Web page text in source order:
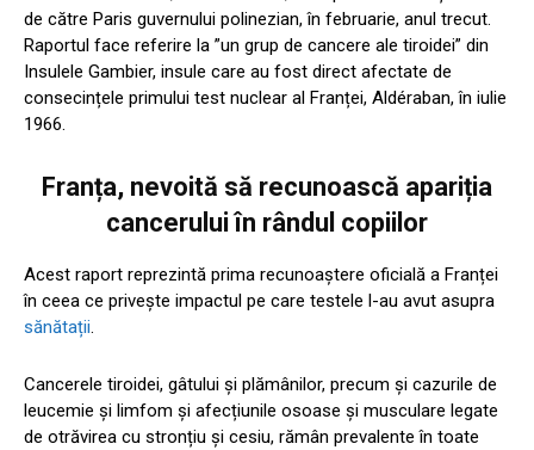
de către Paris guvernului polinezian, în februarie, anul trecut.
Raportul face referire la ”un grup de cancere ale tiroidei” din
Insulele Gambier, insule care au fost direct afectate de
consecințele primului test nuclear al Franței, Aldéraban, în iulie
1966.
Franța, nevoită să recunoască apariția
cancerului în rândul copiilor
Acest raport reprezintă prima recunoaștere oficială a Franței
în ceea ce privește impactul pe care testele l-au avut asupra
sănătații.
Cancerele tiroidei, gâtului și plămânilor, precum și cazurile de
leucemie și limfom și afecțiunile osoase și musculare legate
de otrăvirea cu stronțiu și cesiu, rămân prevalente în toate